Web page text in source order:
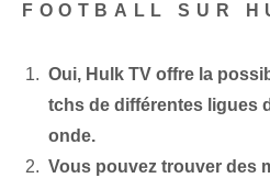
FOOTBALL SUR
Oui, Hulk TV offre la
tchs de différentes ligues
onde.
Vous pouvez trouver des